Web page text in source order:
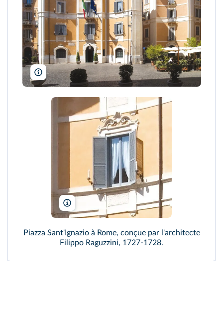
Myrabella/Wikimédia
Myrabella/Wikimédia
Piazza Sant'Ignazio à Rome, conçue par l'architecte
Filippo Raguzzini, 1727-1728.